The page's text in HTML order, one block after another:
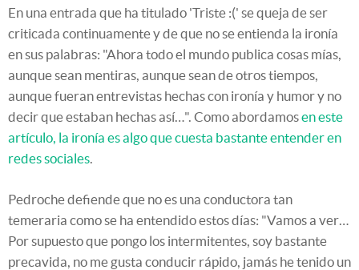
En una entrada que ha titulado 'Triste :(' se queja de ser
criticada continuamente y de que no se entienda la ironía
en sus palabras: "Ahora todo el mundo publica cosas mías,
aunque sean mentiras, aunque sean de otros tiempos,
aunque fueran entrevistas hechas con ironía y humor y no
decir que estaban hechas así…". Como abordamosen este
artículo, la ironía es algo que cuesta bastante entender en
redes sociales.
Pedroche defiende que no es una conductora tan
temeraria como se ha entendido estos días: "Vamos a ver…
Por supuesto que pongo los intermitentes, soy bastante
precavida, no me gusta conducir rápido, jamás he tenido un